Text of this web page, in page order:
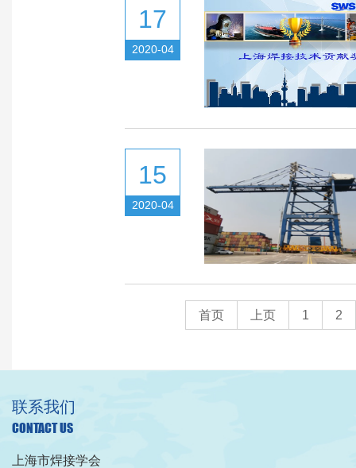
17
2020-04
15
2020-04
首页 上页 1 2
联系我们
CONTACT US
上海市焊接学会